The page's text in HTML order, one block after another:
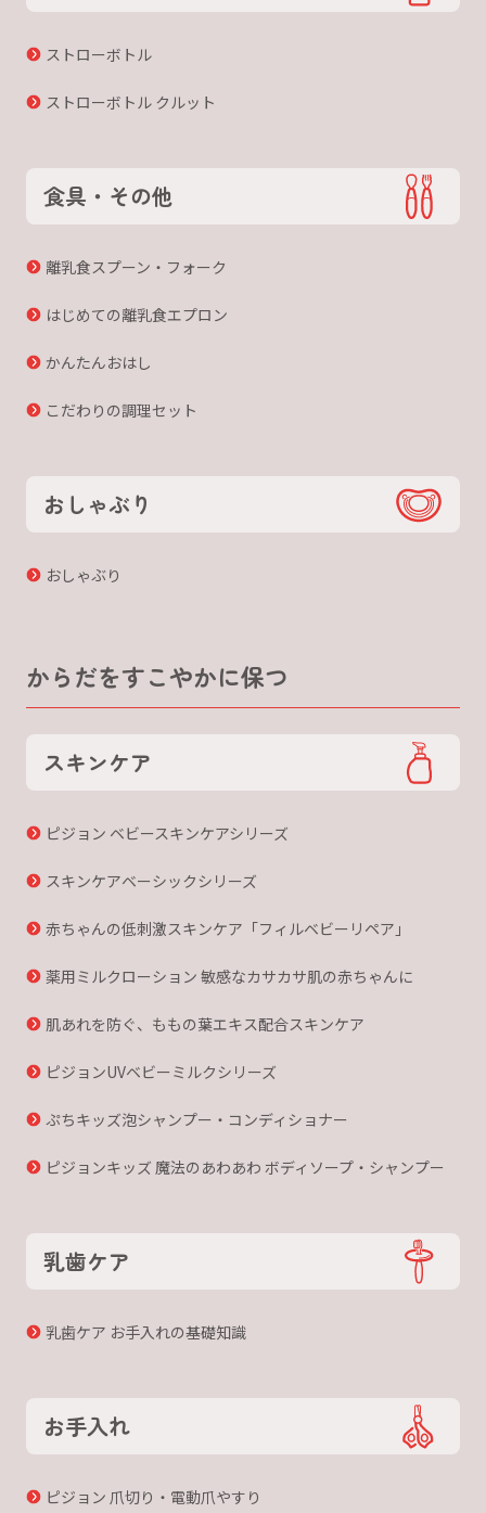
ストローボトル
ストローボトル クルット
食具・その他
離乳食スプーン・フォーク
はじめての離乳食エプロン
かんたんおはし
こだわりの調理セット
おしゃぶり
おしゃぶり
からだをすこやかに保つ
スキンケア
ピジョン ベビースキンケアシリーズ
スキンケアベーシックシリーズ
赤ちゃんの低刺激スキンケア「フィルベビーリペア」
薬用ミルクローション 敏感なカサカサ肌の赤ちゃんに
肌あれを防ぐ、ももの葉エキス配合スキンケア
ピジョンUVベビーミルクシリーズ
ぷちキッズ泡シャンプー・コンディショナー
ピジョンキッズ 魔法のあわあわ ボディソープ・シャンプー
乳歯ケア
乳歯ケア お手入れの基礎知識
お手入れ
ピジョン 爪切り・電動爪やすり